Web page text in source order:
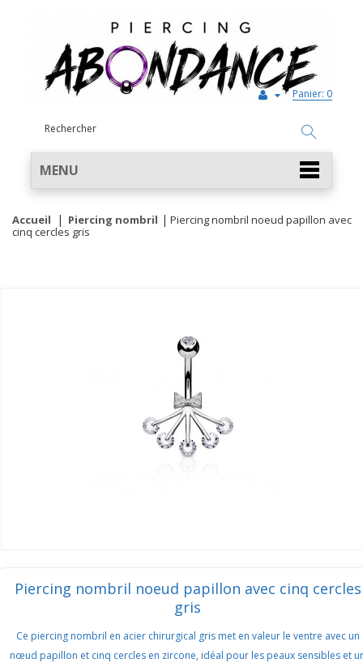
Panier: 0
MENU
Accueil Piercing nombril
Piercing nombril noeud papillon avec
cinq cercles gris
Piercing nombril noeud papillon avec cinq cercles
gris
Ce piercing nombril en acier chirurgical gris met en valeur le ventre avec un
nœud papillon et cinq cercles en zircone, idéal pour les peaux sensibles et